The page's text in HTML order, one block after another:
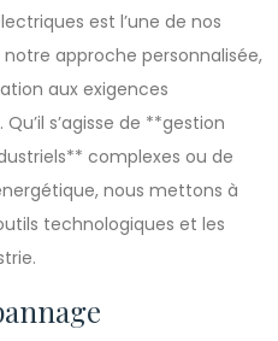
est l’une de nos
approche personnalisée,
aux exigences
s’agisse de **gestion
complexes ou de
nous mettons à
technologiques et les